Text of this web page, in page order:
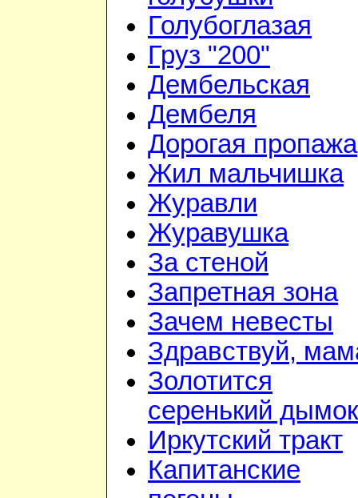
Голубоглазая
Груз "200"
Дембельская
Дембеля
Дорогая пропажа
Жил мальчишка
Журавли
Журавушка
За стеной
Запретная зона
Зачем невесты
Здравствуй,
Золотится
серенький дымок
Иркутский тракт
Капитанские